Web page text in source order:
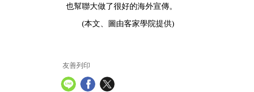
也幫聯大做了很好的海外宣傳。
(本文、圖由客家學院提供)
友善列印